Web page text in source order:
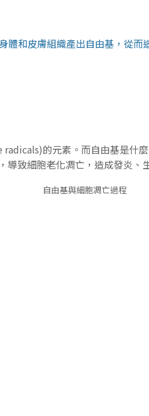
和皮膚組織產出自由基，從而
的元素。而自由基是什
致細胞老化凋亡，造成發炎、